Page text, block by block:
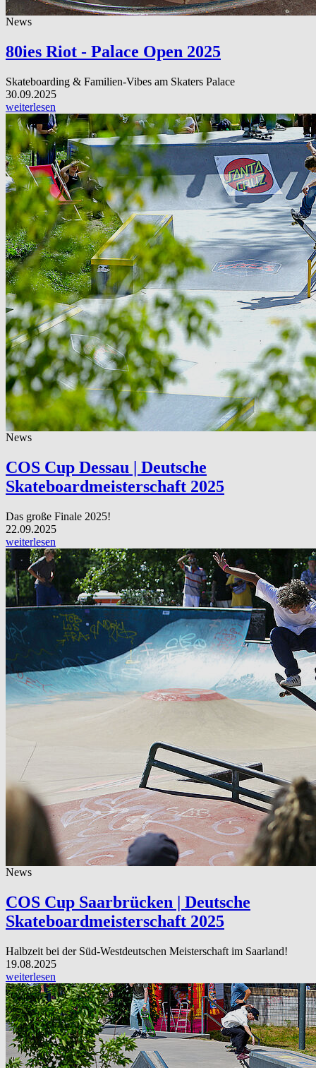
News
80ies Riot - Palace Open 2025
Skateboarding & Familien-Vibes am Skaters Palace
30.09.2025
weiterlesen
News
COS Cup Dessau | Deutsche
Skateboardmeisterschaft 2025
Das große Finale 2025!
22.09.2025
weiterlesen
News
COS Cup Saarbrücken | Deutsche
Skateboardmeisterschaft 2025
Halbzeit bei der Süd-Westdeutschen Meisterschaft im Saarland!
19.08.2025
weiterlesen